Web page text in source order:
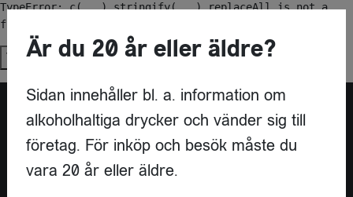
TypeError: c(...).stringify(...).replaceAll is not a
function
Try again
Är du leverantör?
Är du 20 år eller äldre?
Sidan innehåller bl. a. information om
alkoholhaltiga drycker och vänder sig till
företag. För inköp och besök måste du
vara 20 år eller äldre.